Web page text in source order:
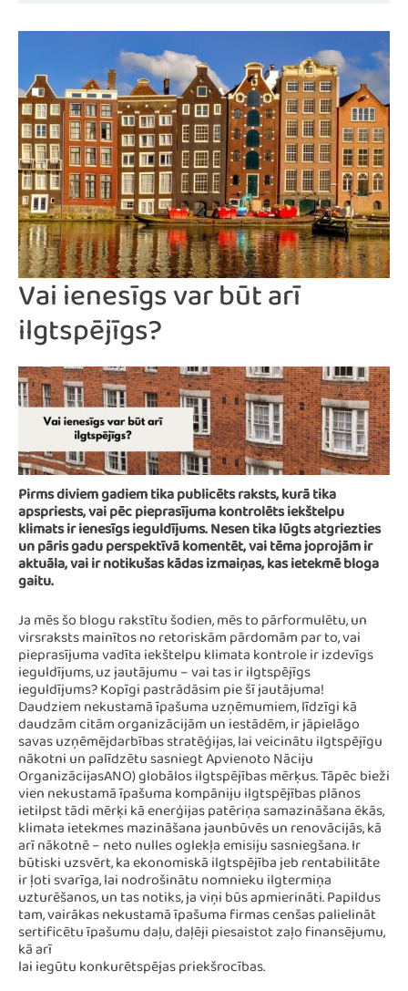
Vai ienesīgs var būt arī
ilgtspējīgs?
Pirms diviem gadiem tika publicēts raksts, kurā tika
apspriests, vai pēc pieprasījuma kontrolēts iekštelpu
klimats ir ienesīgs ieguldījums. Nesen tika lūgts atgriezties
un pāris gadu perspektīvā komentēt, vai tēma joprojām ir
aktuāla, vai ir notikušas kādas izmaiņas, kas ietekmē bloga
gaitu.
Ja mēs šo blogu rakstītu šodien, mēs to pārformulētu, un
virsraksts mainītos no retoriskām pārdomām par to, vai
pieprasījuma vadīta iekštelpu klimata kontrole ir izdevīgs
ieguldījums, uz jautājumu – vai tas ir ilgtspējīgs
ieguldījums? Kopīgi pastrādāsim pie šī jautājuma!
Daudziem nekustamā īpašuma uzņēmumiem, līdzīgi kā
daudzām citām organizācijām un iestādēm, ir jāpielāgo
savas uzņēmējdarbības stratēģijas, lai veicinātu ilgtspējīgu
nākotni un palīdzētu sasniegt Apvienoto Nāciju
OrganizācijasANO) globālos ilgtspējības mērķus. Tāpēc bieži
vien nekustamā īpašuma kompāniju ilgtspējības plānos
ietilpst tādi mērķi kā enerģijas patēriņa samazināšana ēkās,
klimata ietekmes mazināšana jaunbūvēs un renovācijās, kā
arī nākotnē – neto nulles oglekļa emisiju sasniegšana. Ir
būtiski uzsvērt, ka ekonomiskā ilgtspējība jeb rentabilitāte
ir ļoti svarīga, lai nodrošinātu nomnieku ilgtermiņa
uzturēšanos, un tas notiks, ja viņi būs apmierināti. Papildus
tam, vairākas nekustamā īpašuma firmas cenšas palielināt
sertificētu īpašumu daļu, daļēji piesaistot zaļo finansējumu,
kā arī
lai iegūtu konkurētspējas priekšrocības.